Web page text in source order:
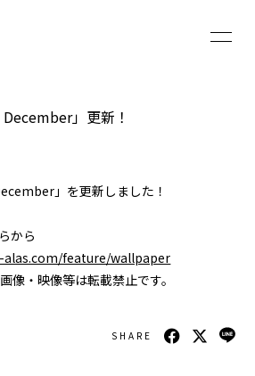
HOME
ALA[s]?
」更新！
」を更新しました！
から
feature/wallpaper
像・映像等は転載禁止です。
SHARE